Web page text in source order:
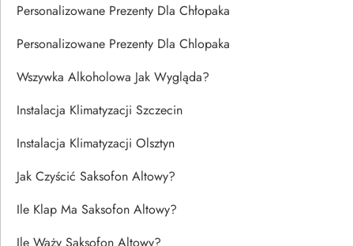
Personalizowane Prezenty Dla Chłopaka
Personalizowane Prezenty Dla Chlopaka
Wszywka Alkoholowa Jak Wygląda?
Instalacja Klimatyzacji Szczecin
Instalacja Klimatyzacji Olsztyn
Jak Czyścić Saksofon Altowy?
Ile Klap Ma Saksofon Altowy?